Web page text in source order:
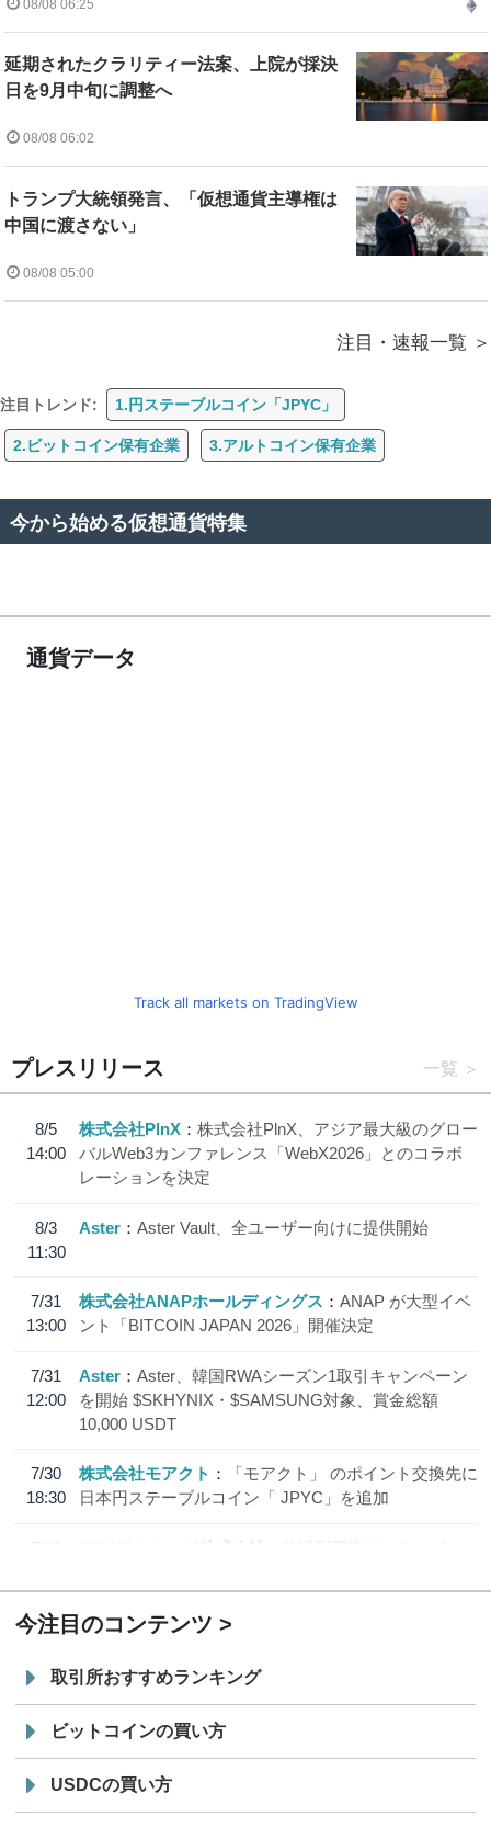
08/08 06:25
延期されたクラリティー法案、上院が採決
日を9月中旬に調整へ
08/08 06:02
トランプ大統領発言、「仮想通貨主導権は
中国に渡さない」
08/08 05:00
注目・速報一覧
注目トレンド: 1.円ステーブルコイン「JPYC」
2.ビットコイン保有企業 3.アルトコイン保有企業
今から始める仮想通貨特集
通貨データ
Track all markets on TradingView
プレスリリース 一覧
8/5
14:00
株式会社PlnX
株式会社PlnX、アジア最大級のグロー
バルWeb3カンファレンス「WebX2026」とのコラボ
レーションを決定
8/3
11:30
Aster Aster Vault、全ユーザー向けに提供開始
7/31
13:00
株式会社ANAPホールディングス
ANAP が大型イベ
ント「BITCOIN JAPAN 2026」開催決定
7/31
12:00
Aster
Aster、韓国RWAシーズン1取引キャンペーン
を開始 $SKHYNIX・$SAMSUNG対象、賞金総額
10,000 USDT
7/30
18:30
株式会社モアクト
「モアクト」 のポイント交換先に
日本円ステーブルコイン「 JPYC」を追加
7/29
SBI VCトレード株式会社
信託型円建てステーブル
今注目のコンテンツ
取引所おすすめランキング
ビットコインの買い方
USDCの買い方